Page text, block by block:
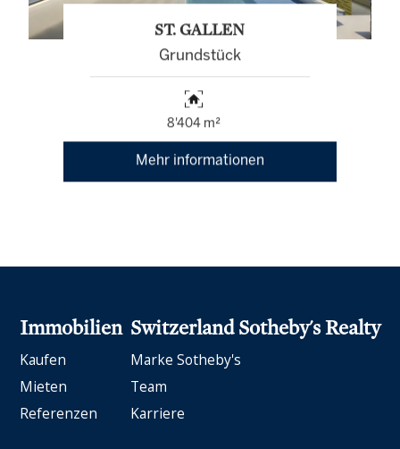
ST. GALLEN
Grundstück
8'404 m²
Mehr informationen
Immobilien
Kaufen
Mieten
Referenzen
Switzerland Sotheby's Realty
Marke Sotheby's
Team
Karriere